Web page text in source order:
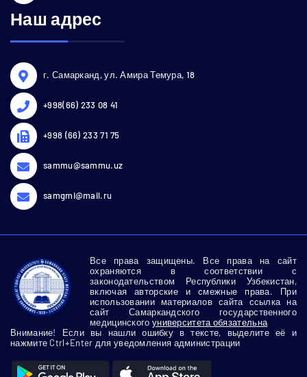
Наш адрес
г. Самарканд, ул. Амира Темура, 18
+998(66) 233 08 41
+998 (66) 233 71 75
sammu@sammu.uz
samgmi@mail.ru
Все права защищены. Все права на сайт
охраняются в соответствии с
законодательством Республики Узбекистан,
включая авторские и смежные права. При
использовании материалов сайта ссылка на
сайт Самаркандского государственного
медицинского университета обязательна
Внимание! Если вы нашли ошибку в тексте, выделите её и
нажмите Ctrl+Enter для уведомления администрации